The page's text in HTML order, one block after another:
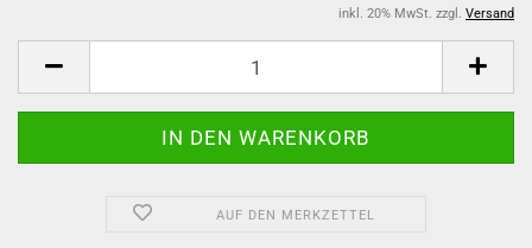
inkl. 20% MwSt. zzgl. Versand
AUF DEN MERKZETTEL